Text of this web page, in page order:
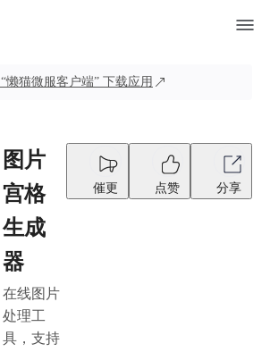
“懒猫微服客户端” 下载应用
图片
宫格
生成
器
在线图片
处理工
具，支持
催更 点赞 分享